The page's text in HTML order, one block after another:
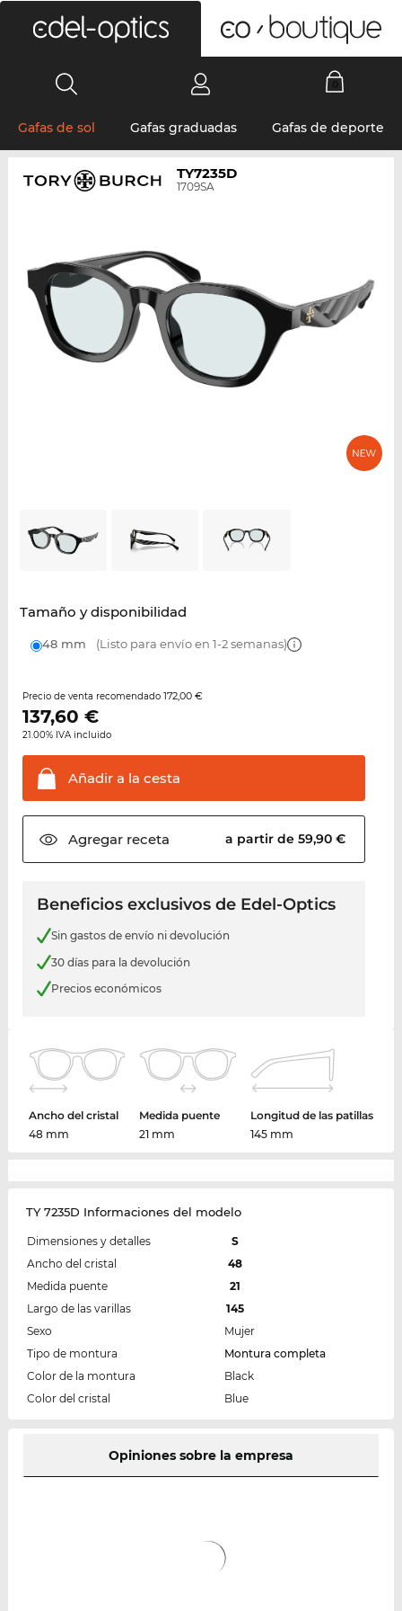
Gafas de sol Gafas graduadas Gafas de deporte
TY7235D
1709SA
Tamaño y disponibilidad
48 mm (Listo para envío en 1-2 semanas)
Precio de venta recomendado 172,00 €
137,60 €
21.00% IVA incluido
Añadir a la cesta
Agregarreceta a partir de 59,90 €
Beneficios exclusivos de Edel-Optics
Sin gastos de envío ni devolución
30 días para la devolución
Precios económicos
Ancho del cristal
48 mm
Medida puente
21 mm
Longitud de las patillas
145 mm
TY 7235D Informaciones del modelo
Dimensiones y detalles
S
Ancho del cristal
48
Medida puente
21
Largo de las varillas
145
Sexo
Mujer
Tipo de montura
Montura completa
Color de la montura
Black
Color del cristal
Blue
Opiniones sobre la empresa